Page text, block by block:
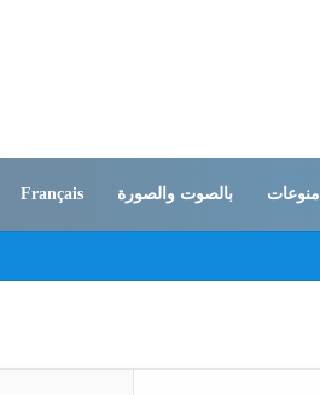
منوعات بالصوت والصورة Français